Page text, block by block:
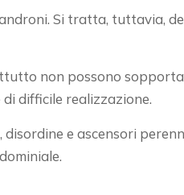
Si tratta, tuttavia,
non possono
difficile realizzazione.
e ascensori